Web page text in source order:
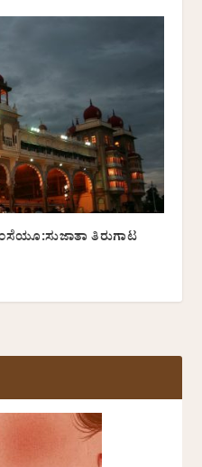
ತಿರುಗಾಟ